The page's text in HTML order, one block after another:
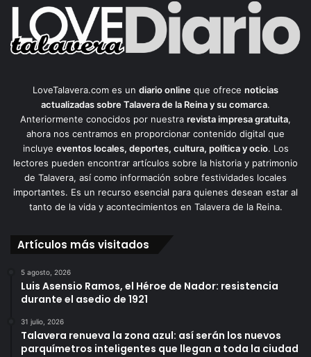
LoveTalavera.com es un diario online que ofrece noticias
actualizadas sobre Talavera de la Reina y su comarca.
Anteriormente conocidos por nuestra revista impresa gratuita,
ahora nos centramos en proporcionar contenido digital que
incluye eventos locales, deportes, cultura, política y ocio. Los
lectores pueden encontrar artículos sobre la historia y patrimonio
de Talavera, así como información sobre festividades locales
importantes. Es un recurso esencial para quienes desean estar al
tanto de la vida y acontecimientos en Talavera de la Reina.
Artículos más visitados
5 agosto, 2026
Luis Asensio Ramos, el Héroe de Nador: resistencia
durante el asedio de 1921
31 julio, 2026
Talavera renueva la zona azul: así serán los nuevos
parquímetros inteligentes que llegan a toda la ciudad